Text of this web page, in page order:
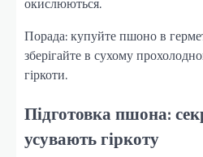
Порада: купуйте пшоно в
зберігайте в сухому
гіркоти.
Підготовка пшона:
усувають гіркоту